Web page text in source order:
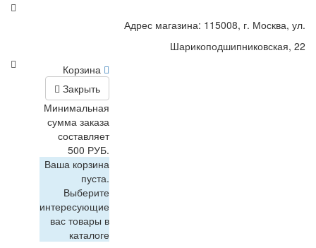
Адрес магазина: 115008, г. Москва, ул.
Шарикоподшипниковская, 22
Корзина
Закрыть
Минимальная
сумма заказа
составляет
500 РУБ.
Ваша корзина
пуста.
Выберите
интересующие
вас товары в
каталоге